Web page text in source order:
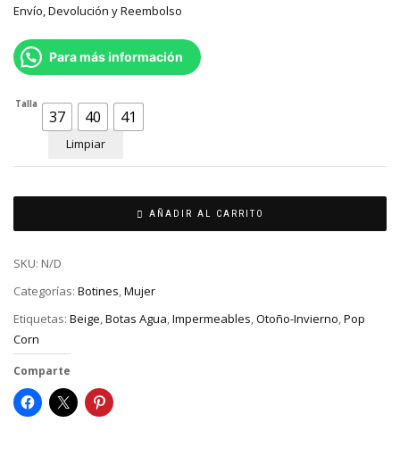
Envío, Devolución y Reembolso
Para más información
Talla
37 40 41
Limpiar
AÑADIR AL CARRITO
SKU: N/D
Categorías: Botines,Mujer
Etiquetas: Beige,Botas Agua,Impermeables,Otoño-Invierno,Pop
Corn
Comparte